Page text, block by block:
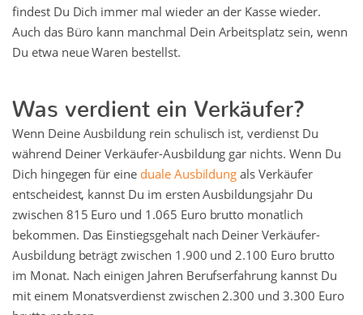
findest Du Dich immer mal wieder an der Kasse wieder.
Auch das Büro kann manchmal Dein Arbeitsplatz sein, wenn
Du etwa neue Waren bestellst.
Was verdient ein Verkäufer?
Wenn Deine Ausbildung rein schulisch ist, verdienst Du
während Deiner Verkäufer-Ausbildung gar nichts. Wenn Du
Dich hingegen für eine duale Ausbildung als Verkäufer
entscheidest, kannst Du im ersten Ausbildungsjahr Du
zwischen 815 Euro und 1.065 Euro brutto monatlich
bekommen. Das Einstiegsgehalt nach Deiner Verkäufer-
Ausbildung beträgt zwischen 1.900 und 2.100 Euro brutto
im Monat. Nach einigen Jahren Berufserfahrung kannst Du
mit einem Monatsverdienst zwischen 2.300 und 3.300 Euro